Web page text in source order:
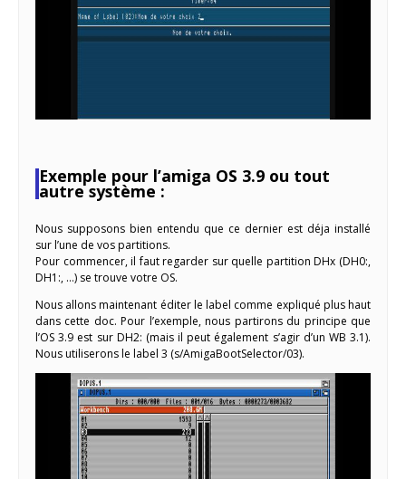
Exemple pour l’amiga OS 3.9 ou tout
autre système :
Nous supposons bien entendu que ce dernier est déja installé
sur l’une de vos partitions.
Pour commencer, il faut regarder sur quelle partition DHx (DH0:,
DH1:, …) se trouve votre OS.
Nous allons maintenant éditer le label comme expliqué plus haut
dans cette doc. Pour l’exemple, nous partirons du principe que
l’OS 3.9 est sur DH2: (mais il peut également s’agir d’un WB 3.1).
Nous utiliserons le label 3 (s/AmigaBootSelector/03).